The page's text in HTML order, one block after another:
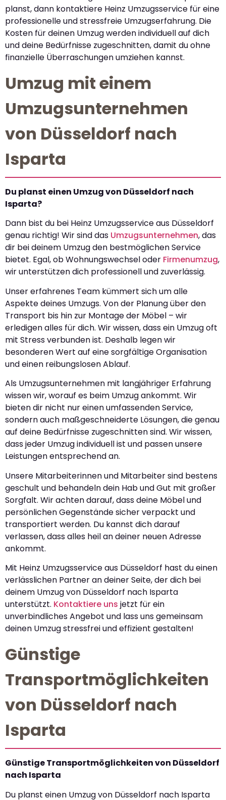
planst, dann kontaktiere Heinz Umzugsservice für eine
professionelle und stressfreie Umzugserfahrung. Die
Kosten für deinen Umzug werden individuell auf dich
und deine Bedürfnisse zugeschnitten, damit du ohne
finanzielle Überraschungen umziehen kannst.
Umzug mit einem
Umzugsunternehmen
von Düsseldorf nach
Isparta
Du planst einen Umzug von Düsseldorf nach
Isparta?
Dann bist du bei Heinz Umzugsservice aus Düsseldorf
genau richtig! Wir sind das Umzugsunternehmen, das
dir bei deinem Umzug den bestmöglichen Service
bietet. Egal, ob Wohnungswechsel oder Firmenumzug,
wir unterstützen dich professionell und zuverlässig.
Unser erfahrenes Team kümmert sich um alle
Aspekte deines Umzugs. Von der Planung über den
Transport bis hin zur Montage der Möbel – wir
erledigen alles für dich. Wir wissen, dass ein Umzug oft
mit Stress verbunden ist. Deshalb legen wir
besonderen Wert auf eine sorgfältige Organisation
und einen reibungslosen Ablauf.
Als Umzugsunternehmen mit langjähriger Erfahrung
wissen wir, worauf es beim Umzug ankommt. Wir
bieten dir nicht nur einen umfassenden Service,
sondern auch maßgeschneiderte Lösungen, die genau
auf deine Bedürfnisse zugeschnitten sind. Wir wissen,
dass jeder Umzug individuell ist und passen unsere
Leistungen entsprechend an.
Unsere Mitarbeiterinnen und Mitarbeiter sind bestens
geschult und behandeln dein Hab und Gut mit großer
Sorgfalt. Wir achten darauf, dass deine Möbel und
persönlichen Gegenstände sicher verpackt und
transportiert werden. Du kannst dich darauf
verlassen, dass alles heil an deiner neuen Adresse
ankommt.
Mit Heinz Umzugsservice aus Düsseldorf hast du einen
verlässlichen Partner an deiner Seite, der dich bei
deinem Umzug von Düsseldorf nach Isparta
unterstützt. Kontaktiere uns jetzt für ein
unverbindliches Angebot und lass uns gemeinsam
deinen Umzug stressfrei und effizient gestalten!
Günstige
Transportmöglichkeiten
von Düsseldorf nach
Isparta
Günstige Transportmöglichkeiten von Düsseldorf
nach Isparta
Du planst einen Umzug von Düsseldorf nach Isparta